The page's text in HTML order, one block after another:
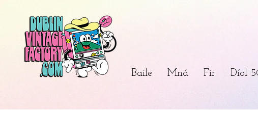
Baile Mná Fir Díol